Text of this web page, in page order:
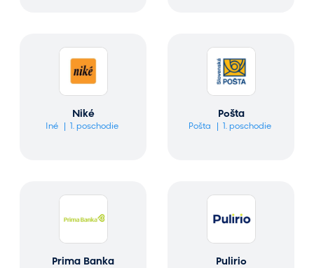
Niké
Iné 1. poschodie
Pošta
Pošta 1. poschodie
Prima Banka Pulirio